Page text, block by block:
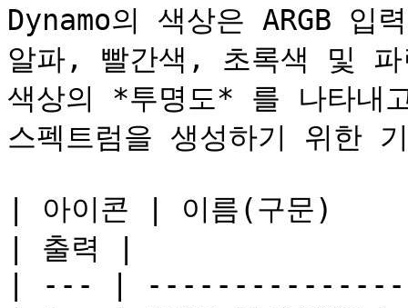
Dynamo의 색상은 ARGB 입
알파, 빨간색, 초록색 및 파
색상의 *투명도* 를 나타내
스펙트럼을 생성하기 위한
| 아이콘 | 이름(구
| 출력 |
| --- |